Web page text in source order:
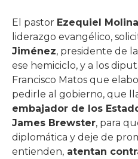
El pastor Ezequiel Molina
liderazgo evangélico,
Jiménez, presidente de
ese hemiciclo, y a los
Francisco Matos que
pedirle al gobierno, que
embajador de los
James Brewster, para
diplomática y deje de
entienden, atentan